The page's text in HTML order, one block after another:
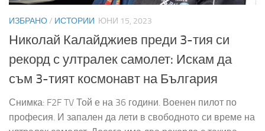
ИЗБРАНО/ ИСТОРИИ ЮНИ 15, 2023
Николай Калайджиев преди 3-тия си
рекорд с ултралек самолет: Искам да
съм 3-тият космонавт на България
Снимка: F2F TV Той е на 36 години. Военен пилот по
професия. И запален да лети в свободното си време на